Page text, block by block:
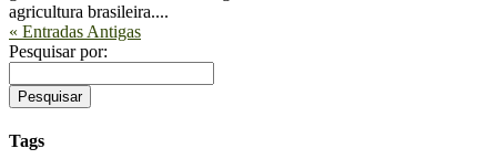
agricultura brasileira....
« Entradas Antigas
Pesquisar por:
Tags